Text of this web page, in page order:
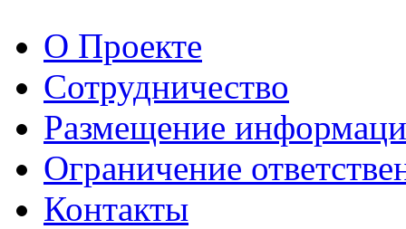
О Проекте
Сотрудничество
Размещение
Ограничение
Контакты